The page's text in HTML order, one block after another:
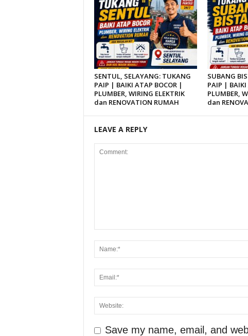
SENTUL, SELAYANG: TUKANG
PAIP | BAIKI ATAP BOCOR |
PLUMBER, WIRING ELEKTRIK
dan RENOVATION RUMAH
SUBANG
PAIP | BAIKI
PLUMBER,
dan
LEAVE A REPLY
Save my name, email, and